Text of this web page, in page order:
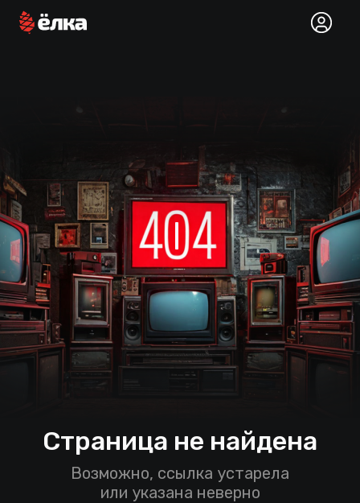
Страница не найдена
Возможно, ссылка устарела
или указана неверно